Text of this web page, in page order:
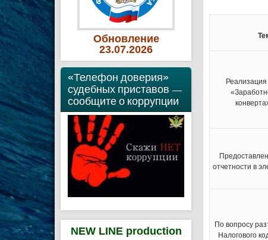
Обновление
23.07.2026
«Телефон доверия»
судебных приставов —
сообщите о коррупции
NEW LINE production
отчетности в
По вопросу
Налогового